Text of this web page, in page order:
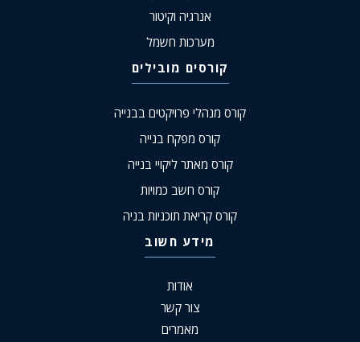
אנרגיה וקיטור
מערכות חשמל
קורסים מובילים
קורס מנהלי פרויקטים בבנייה
קורס מפקח בנייה
קורס מאתר ליקויי בנייה
קורס חשב כמויות
קורס קריאת תוכניות בניה
מידע חשוב
אודות
צור קשר
מאמרים